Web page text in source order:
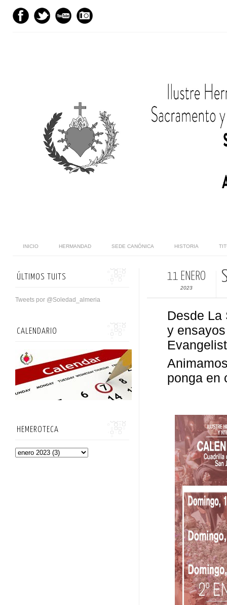
INICIO HERMANDAD SEDE CANÓNICA HISTORIA
11 ENERO
2023
Desde La
y
ponga en
ÚLTIMOS TUITS
Tweets por @Soledad_almeria
CALENDARIO
HEMEROTECA